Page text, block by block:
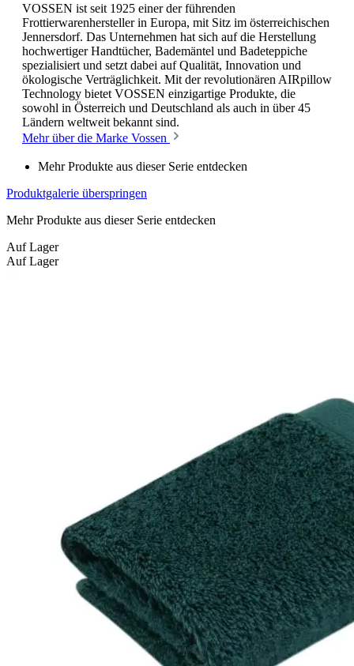
VOSSEN ist seit 1925 einer der führenden
Frottierwarenhersteller in Europa, mit Sitz im österreichischen
Jennersdorf. Das Unternehmen hat sich auf die Herstellung
hochwertiger Handtücher, Bademäntel und Badeteppiche
spezialisiert und setzt dabei auf Qualität, Innovation und
ökologische Verträglichkeit. Mit der revolutionären AIRpillow
Technology bietet VOSSEN einzigartige Produkte, die
sowohl in Österreich und Deutschland als auch in über 45
Ländern weltweit bekannt sind.
Mehr über die Marke Vossen
Mehr Produkte aus dieser Serie entdecken
Produktgalerie überspringen
Mehr Produkte aus dieser Serie entdecken
Auf Lager
Auf Lager